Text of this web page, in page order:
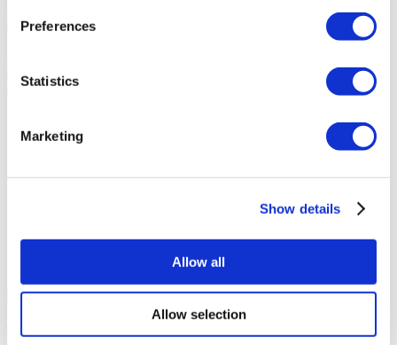
Preferences
Statistics
Marketing
Show details
Allow all
Allow selection
(9.5)
de la
Contactați Clinica
(9.5)